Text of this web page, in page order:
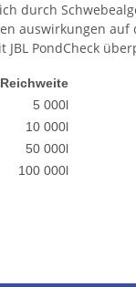
durch
auswirkungen auf
JBL PondCheck
Reichweite
5 000l
10 000l
50 000l
100 000l